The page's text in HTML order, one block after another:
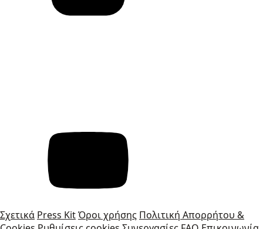
Σχετικά Press KitΌροι χρήσης Πολιτική Απορρήτου &